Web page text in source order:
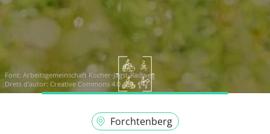
Font: Arbeitsgemeinschaft Kocher-Jagst-Radweg
Drets d'autor: Creative Commons 4.0
Forchtenberg